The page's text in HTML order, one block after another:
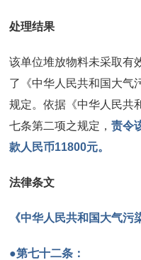
处理结果
该单位堆放物料未采取有
了《中华人民共和国大气
规定。依据《中华人民共
七条第二项之规定，责令
款人民币11800元。
法律条文
《中华人民共和国大气污
●第七十二条：